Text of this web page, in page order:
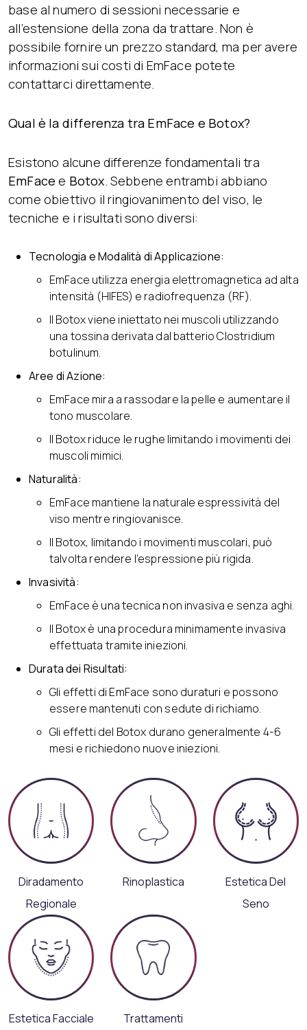
base al numero di sessioni necessarie e
all’estensione della zona da trattare. Non è
possibile fornire un prezzo standard, ma per avere
informazioni sui costi di EmFace potete
contattarci direttamente.
Qual è la differenza tra EmFace e Botox?
Esistono alcune differenze fondamentali tra
EmFace e Botox . Sebbene entrambi abbiano
come obiettivo il ringiovanimento del viso, le
tecniche e i risultati sono diversi:
Tecnologia e Modalità di Applicazione:
EmFace utilizza energia elettromagnetica ad alta
intensità (HIFES) e radiofrequenza (RF).
Il Botox viene iniettato nei muscoli utilizzando
una tossina derivata dal batterio Clostridium
botulinum.
Aree di Azione:
EmFace mira a rassodare la pelle e aumentare il
tono muscolare.
Il Botox riduce le rughe limitando i movimenti dei
muscoli mimici.
Naturalità:
EmFace mantiene la naturale espressività del
viso mentre ringiovanisce.
Il Botox, limitando i movimenti muscolari, può
talvolta rendere l’espressione più rigida.
Invasività:
EmFace è una tecnica non invasiva e senza aghi.
Il Botox è una procedura minimamente invasiva
effettuata tramite iniezioni.
Durata dei Risultati:
Gli effetti di EmFace sono duraturi e possono
essere mantenuti con sedute di richiamo.
Gli effetti del Botox durano generalmente 4-6
mesi e richiedono nuove iniezioni.
Diradamento
Regionale
Rinoplastica
Estetica Del
Seno
Estetica Facciale Trattamenti